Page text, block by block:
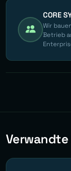
CORE
Wir
Betrieb